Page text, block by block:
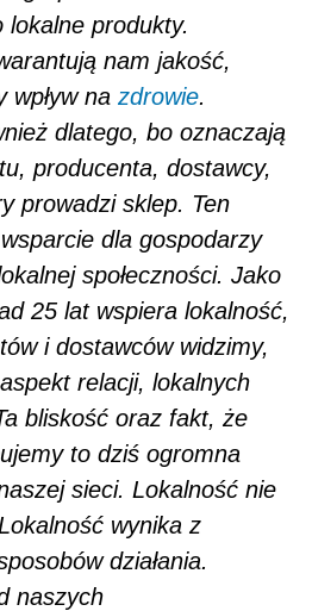
lokalne produkty.
nam jakość,
wpływ na zdrowie.
dlatego, bo oznaczają
producenta, dostawcy,
prowadzi sklep. Ten
dla gospodarzy
społeczności. Jako
25 lat wspiera lokalność,
i dostawców widzimy,
relacji, lokalnych
bliskość oraz fakt, że
to dziś ogromna
sieci. Lokalność nie
wynika z
działania.
naszych